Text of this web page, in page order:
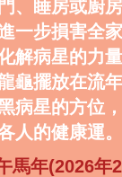
、睡房或廚
一步損害全
解病星的力
龜擺放在流
病星的方位
人的健康運。
馬年(2026年